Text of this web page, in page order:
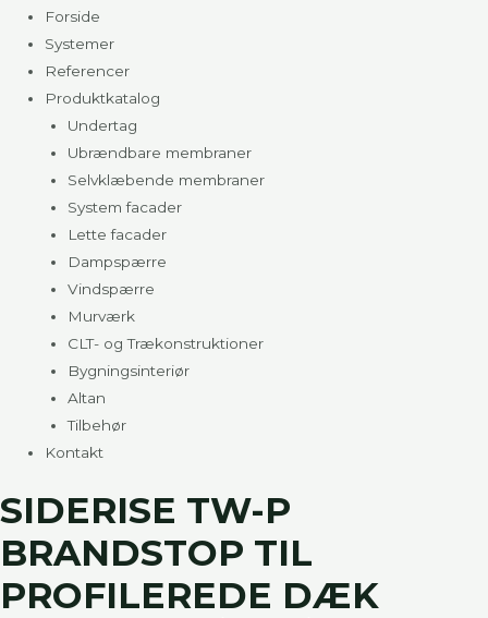
Forside
Systemer
Referencer
Produktkatalog
Undertag
Ubrændbare membraner
Selvklæbende membraner
System facader
Lette facader
Dampspærre
Vindspærre
Murværk
CLT- og Trækonstruktioner
Bygningsinteriør
Altan
Tilbehør
Kontakt
SIDERISE TW-P
BRANDSTOP TIL
PROFILEREDE DÆK